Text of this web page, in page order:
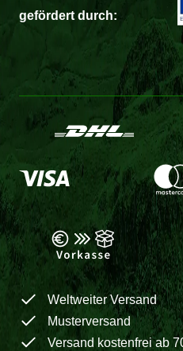
gefördert durch:
Weltweiter Versand
Musterversand
Versand kostenfrei ab